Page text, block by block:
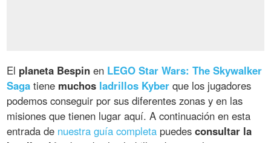
El planeta Bespin en LEGO Star Wars: The Skywalker
Saga tiene muchos ladrillos Kyber que los jugadores
podemos conseguir por sus diferentes zonas y en las
misiones que tienen lugar aquí. A continuación en esta
entrada de nuestra guía completa puedesconsultar la